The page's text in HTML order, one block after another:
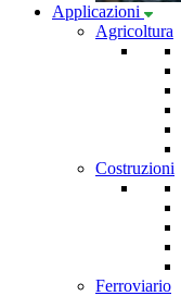
Applicazioni
Agricoltura
Costruzioni
Ferroviario